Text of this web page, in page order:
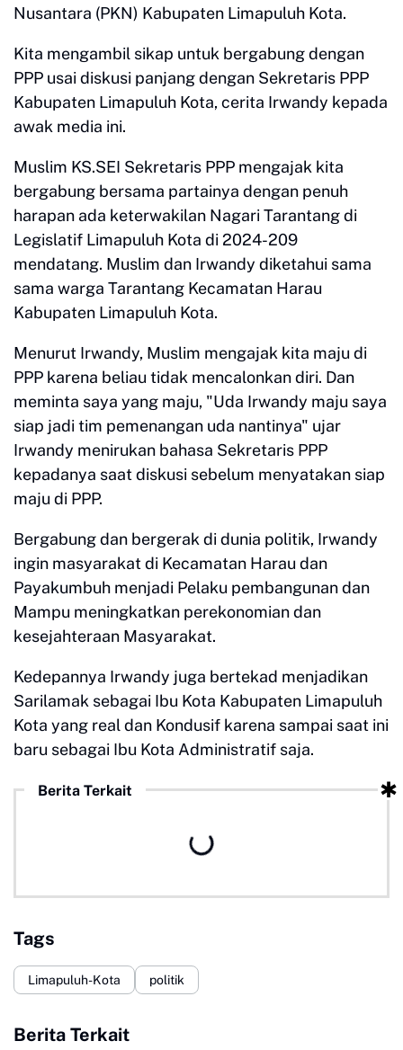
Nusantara (PKN) Kabupaten Limapuluh Kota.
Kita mengambil sikap untuk bergabung dengan
PPP usai diskusi panjang dengan Sekretaris PPP
Kabupaten Limapuluh Kota, cerita Irwandy kepada
awak media ini.
Muslim KS.SEI Sekretaris PPP mengajak kita
bergabung bersama partainya dengan penuh
harapan ada keterwakilan Nagari Tarantang di
Legislatif Limapuluh Kota di 2024-209
mendatang. Muslim dan Irwandy diketahui sama
sama warga Tarantang Kecamatan Harau
Kabupaten Limapuluh Kota.
Menurut Irwandy, Muslim mengajak kita maju di
PPP karena beliau tidak mencalonkan diri. Dan
meminta saya yang maju, "Uda Irwandy maju saya
siap jadi tim pemenangan uda nantinya" ujar
Irwandy menirukan bahasa Sekretaris PPP
kepadanya saat diskusi sebelum menyatakan siap
maju di PPP.
Bergabung dan bergerak di dunia politik, Irwandy
ingin masyarakat di Kecamatan Harau dan
Payakumbuh menjadi Pelaku pembangunan dan
Mampu meningkatkan perekonomian dan
kesejahteraan Masyarakat.
Kedepannya Irwandy juga bertekad menjadikan
Sarilamak sebagai Ibu Kota Kabupaten Limapuluh
Kota yang real dan Kondusif karena sampai saat ini
baru sebagai Ibu Kota Administratif saja.
Berita Terkait
Tags
Limapuluh-Kota politik
Berita Terkait